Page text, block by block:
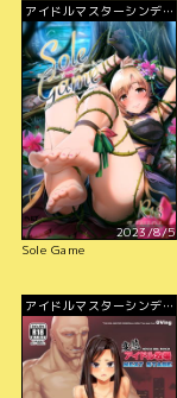
アイドルマスターシンデレ
ラガールズ
2023/8/5
Sole Game
アイドルマスターシンデレ
ラガールズ